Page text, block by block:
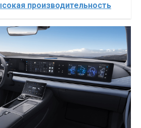
производительность